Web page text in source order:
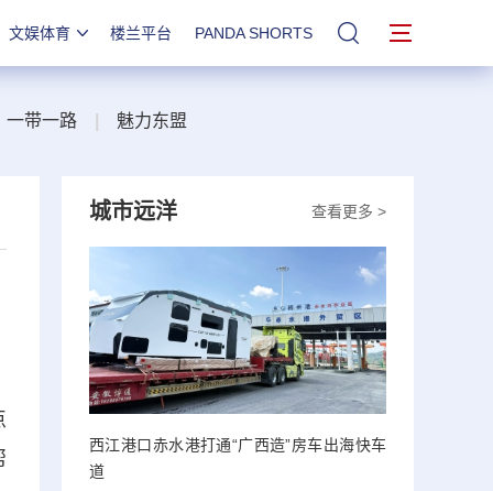
文娱体育 楼兰平台 PANDA SHORTS 站内搜索
一带一路 魅力东盟
查看更多 >
城市远洋
西江港口赤水港打通“广西造”房车出海快车
道